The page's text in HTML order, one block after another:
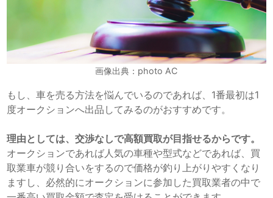
画像出典：photo AC
もし、車を売る方法を悩んでいるのであれば、1番最初は1
度オークションへ出品してみるのがおすすめです。
理由としては、交渉なしで高額買取が目指せるからです。
オークションであれば人気の車種や型式などであれば、買
取業車が競り合いをするので価格が釣り上がりやすくなり
ますし、必然的にオークションに参加した買取業者の中で